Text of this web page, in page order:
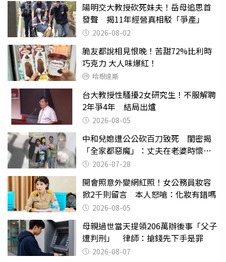
陽明交大教授砍死妹夫！岳母追思首
發聲 揭11年經營真相駁「爭產」
2026-08-02
脆友都說相見恨晚！苦甜72%比利時
巧克力 大人味爆紅！
哈根達斯
台大教授性騷擾2女研究生！不服解聘
2年爭4年 結局出爐
2026-08-05
中和兒媳遭公公砍百刀致死 閨密揭
「全家都惡魔」：丈夫在老婆時懷孕
摔東西
2026-07-28
開會照意外變網紅照！女公務員妝容
掀2千則留言 本人怒嗆：化妝有錯嗎
2026-08-05
母親過世當天提領206萬辦後事「父子
遭判刑」 律師：搶錢先下手是罪
2026-08-07